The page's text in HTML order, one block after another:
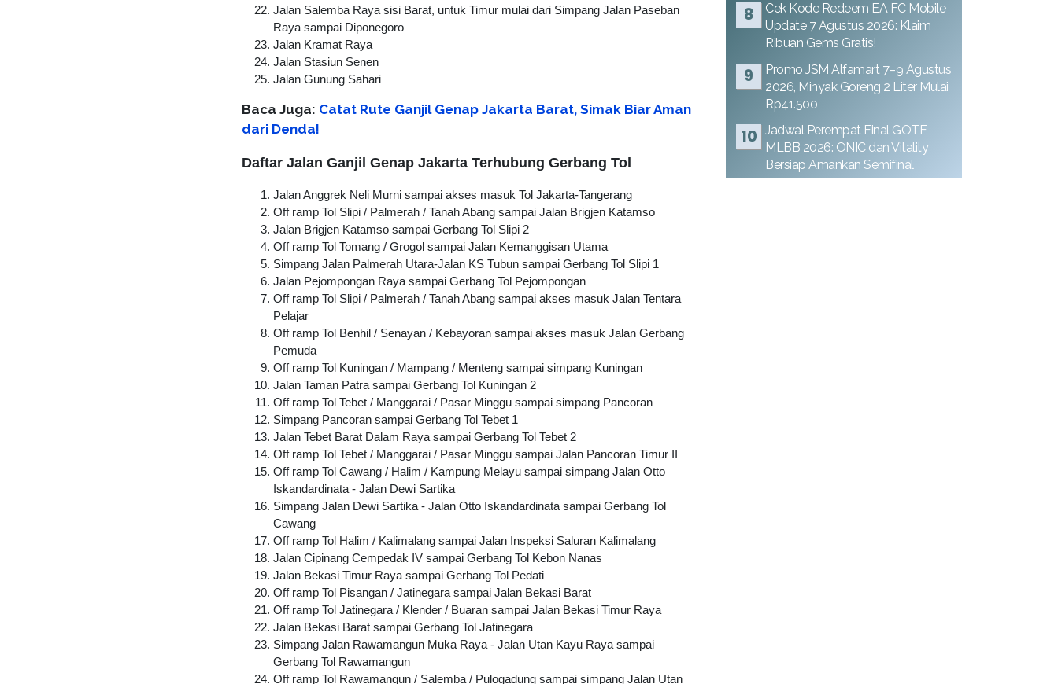
Jalan Salemba Raya sisi Barat, untuk Timur mulai dari Simpang Jalan Paseban
Raya sampai Diponegoro
Jalan Kramat Raya
Jalan Stasiun Senen
Jalan Gunung Sahari
Baca Juga: Catat Rute Ganjil Genap Jakarta Barat, Simak Biar Aman
dari Denda!
Daftar Jalan Ganjil Genap Jakarta Terhubung Gerbang Tol
Jalan Anggrek Neli Murni sampai akses masuk Tol Jakarta-Tangerang
Off ramp Tol Slipi / Palmerah / Tanah Abang sampai Jalan Brigjen Katamso
Jalan Brigjen Katamso sampai Gerbang Tol Slipi 2
Off ramp Tol Tomang / Grogol sampai Jalan Kemanggisan Utama
Simpang Jalan Palmerah Utara-Jalan KS Tubun sampai Gerbang Tol Slipi 1
Jalan Pejompongan Raya sampai Gerbang Tol Pejompongan
Off ramp Tol Slipi / Palmerah / Tanah Abang sampai akses masuk Jalan Tentara
Pelajar
Off ramp Tol Benhil / Senayan / Kebayoran sampai akses masuk Jalan Gerbang
Pemuda
Off ramp Tol Kuningan / Mampang / Menteng sampai simpang Kuningan
Jalan Taman Patra sampai Gerbang Tol Kuningan 2
Off ramp Tol Tebet / Manggarai / Pasar Minggu sampai simpang Pancoran
Simpang Pancoran sampai Gerbang Tol Tebet 1
Jalan Tebet Barat Dalam Raya sampai Gerbang Tol Tebet 2
Off ramp Tol Tebet / Manggarai / Pasar Minggu sampai Jalan Pancoran Timur II
Off ramp Tol Cawang / Halim / Kampung Melayu sampai simpang Jalan Otto
Iskandardinata - Jalan Dewi Sartika
Simpang Jalan Dewi Sartika - Jalan Otto Iskandardinata sampai Gerbang Tol
Cawang
Off ramp Tol Halim / Kalimalang sampai Jalan Inspeksi Saluran Kalimalang
Jalan Cipinang Cempedak IV sampai Gerbang Tol Kebon Nanas
Jalan Bekasi Timur Raya sampai Gerbang Tol Pedati
Off ramp Tol Pisangan / Jatinegara sampai Jalan Bekasi Barat
Off ramp Tol Jatinegara / Klender / Buaran sampai Jalan Bekasi Timur Raya
Jalan Bekasi Barat sampai Gerbang Tol Jatinegara
Simpang Jalan Rawamangun Muka Raya - Jalan Utan Kayu Raya sampai
Gerbang Tol Rawamangun
Off ramp Tol Rawamangun / Salemba / Pulogadung sampai simpang Jalan Utan
Cek Kode Redeem EA FC Mobile
Update 7 Agustus 2026: Klaim
Ribuan Gems Gratis!
Promo JSM Alfamart 7–9 Agustus
2026, Minyak Goreng 2 Liter Mulai
Rp41.500
Jadwal Perempat Final GOTF
MLBB 2026: ONIC dan Vitality
Bersiap Amankan Semifinal